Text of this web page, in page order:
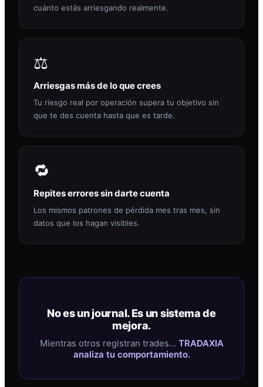
cuánto estás arriesgando realmente.
⚖️
Arriesgas más de lo que crees
Tu riesgo real por operación supera tu objetivo sin
que te des cuenta hasta que es tarde.
🔁
Repites errores sin darte cuenta
Los mismos patrones de pérdida mes tras mes, sin
datos que los hagan visibles.
No es un journal. Es un sistema de
mejora.
Mientras otros registran trades… TRADAXIA
analiza tu comportamiento.